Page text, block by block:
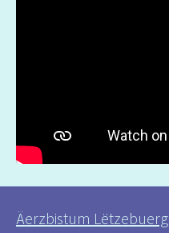
Äerzbistum Lëtzebuerg